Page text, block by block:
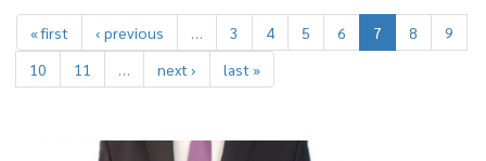
« first ‹ previous … 3 4 5 6 7 8
9
10
11 … next › last »